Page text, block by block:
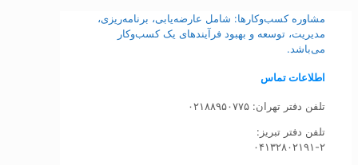
مشاوره کسب‌وکارها: شامل عارضه‌یابی، برنامه‌ریزی،
مدیریت، توسعه و بهبود فرآیندهای یک کسب‌وکار
می‌باشد.
اطلاعات تماس
تلفن دفتر تهران: ۰۲۱۸۸۹۵۰۷۷۵
تلفن‌ دفتر تبریز:
۰۴۱۳۲۸۰۲۱۹۱-۲